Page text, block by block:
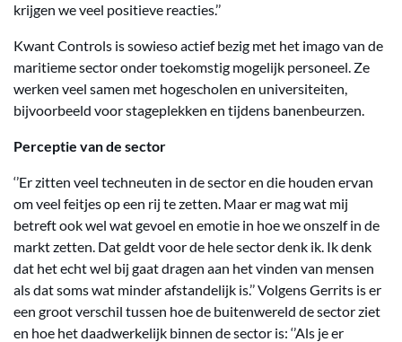
krijgen we veel positieve reacties.’’
Kwant Controls is sowieso actief bezig met het imago van de
maritieme sector onder toekomstig mogelijk personeel. Ze
werken veel samen met hogescholen en universiteiten,
bijvoorbeeld voor stageplekken en tijdens banenbeurzen.
Perceptie van de sector
‘’Er zitten veel techneuten in de sector en die houden ervan
om veel feitjes op een rij te zetten. Maar er mag wat mij
betreft ook wel wat gevoel en emotie in hoe we onszelf in de
markt zetten. Dat geldt voor de hele sector denk ik. Ik denk
dat het echt wel bij gaat dragen aan het vinden van mensen
als dat soms wat minder afstandelijk is.’’ Volgens Gerrits is er
een groot verschil tussen hoe de buitenwereld de sector ziet
en hoe het daadwerkelijk binnen de sector is: ‘’Als je er